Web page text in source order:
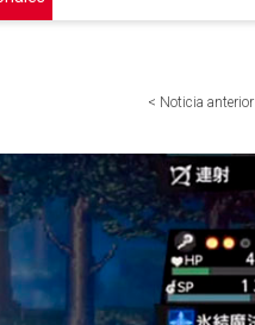
< Noticia anterior